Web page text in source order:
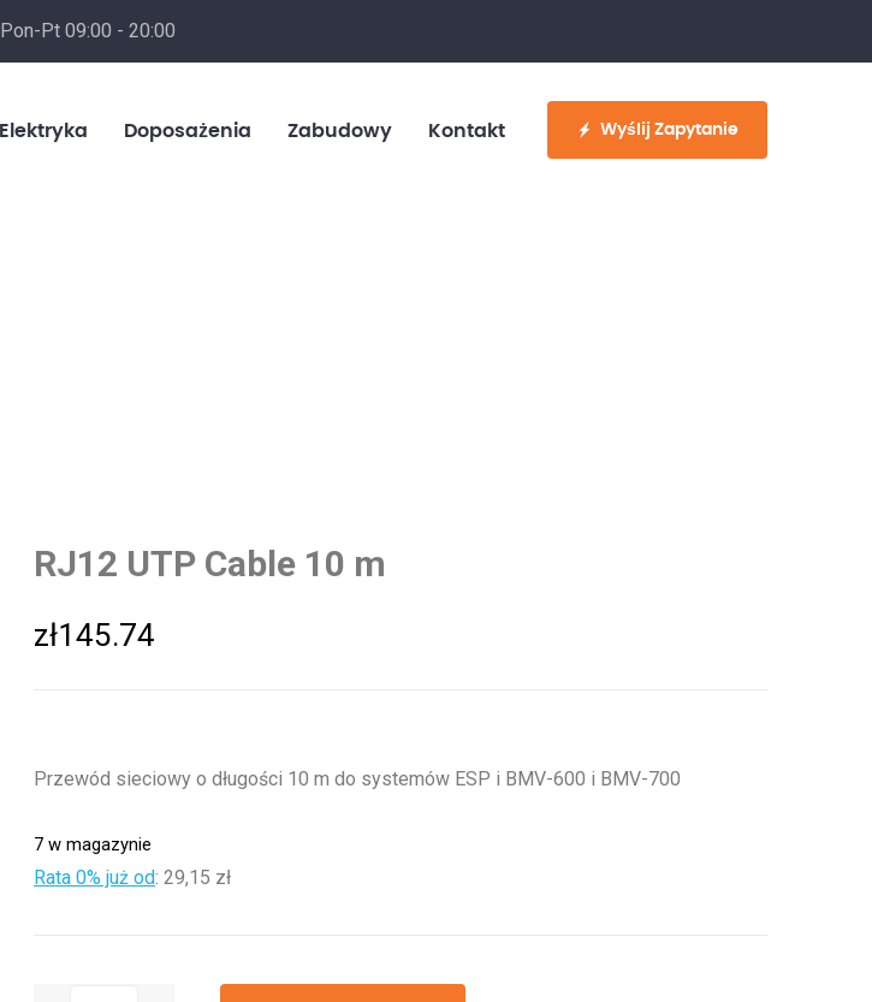
Pon-Pt 09:00 - 20:00
530 886 214
Elektryka Doposażenia Zabudowy Kontakt Wyślij Zapytanie
RJ12 UTP Cable 10 m
zł145.74
Przewód sieciowy o długości 10 m do systemów ESP i BMV-600 i BMV-700
7 w magazynie
Rata 0% już od: 29,15 zł